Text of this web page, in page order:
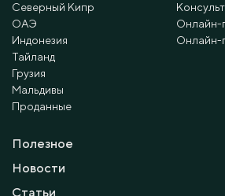
Северный Кипр
ОАЭ
Индонезия
Тайланд
Грузия
Мальдивы
Проданные
Онлайн-
Онлайн-
Полезное
Новости
Статьи